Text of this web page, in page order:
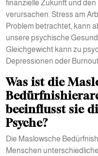
finanzielle Zukunft und
verursachen. Stress am
Problem betrachtet, kann
unsere psychische
Gleichgewicht kann zu
Depressionen oder
Was ist die
beeinflusst sie
Psyche?
Die Maslowsche
Menschen